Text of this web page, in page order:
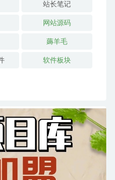
站长笔记
网站源码
薅羊毛
软件板块